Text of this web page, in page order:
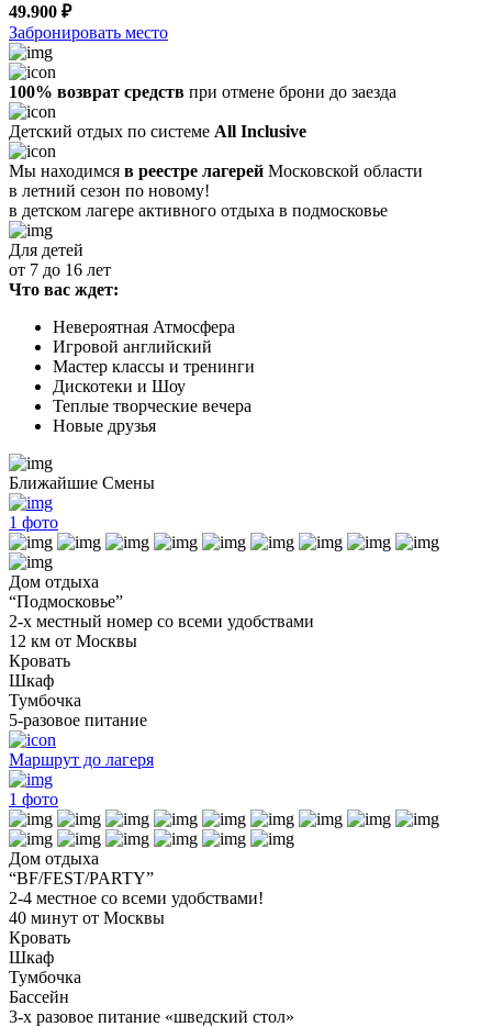
49.900 ₽
Забронировать место
100% возврат средств при отмене брони до заезда
Детский отдых по системе All Inclusive
Мы находимся в реестре лагерей Московской области
в летний сезон по новому!
в детском лагере активного отдыха в подмосковье
Для детей
от 7 до 16 лет
Что вас ждет:
Невероятная Атмосфера
Игровой английский
Мастер классы и тренинги
Дискотеки и Шоу
Теплые творческие вечера
Новые друзья
Ближайшие Смены
1 фото
Дом отдыха
“Подмосковье”
2-х местный номер со всеми удобствами
12 км от Москвы
Кровать
Шкаф
Тумбочка
5-разовое питание
Маршрут до лагеря
1 фото
Дом отдыха
“BF/FEST/PARTY”
2-4 местное со всеми удобствами!
40 минут от Москвы
Кровать
Шкаф
Тумбочка
Бассейн
3-х разовое питание «шведский стол»